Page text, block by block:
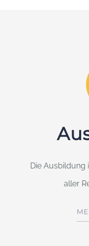
Die Ausbildung
aller